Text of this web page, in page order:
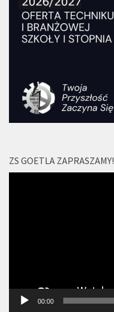
ZS GOETLA ZAPRASZAMY!
00:00